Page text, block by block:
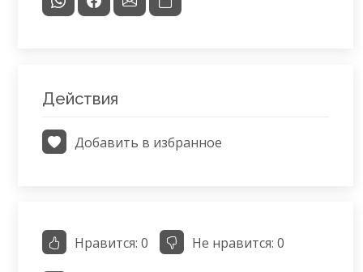
Действия
Добавить в избранное
Нравится: 0 Не нравится: 0